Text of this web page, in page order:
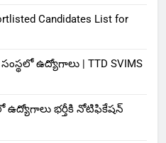
Candidates List for
ఉద్యోగాలు | TTD SVIMS
భర్తీకి నోటిఫికేషన్